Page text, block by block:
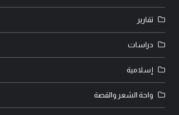
تقارير
دراسات
إسلامية
واحة الشعر والقصة